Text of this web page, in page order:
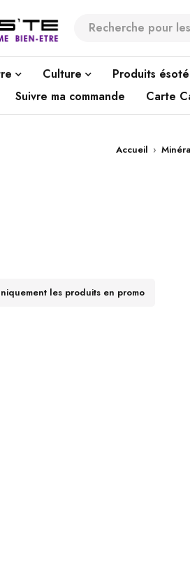
Culture Produits
Suivre ma commande Carte
Accueil ›
les produits en promo